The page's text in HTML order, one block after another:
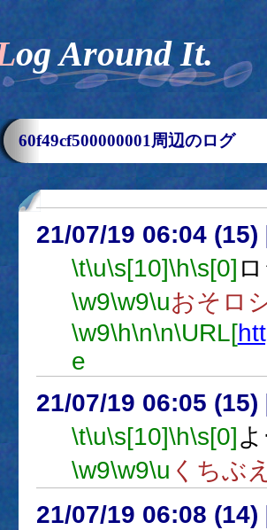
Log Around It.
60f49cf500000001周辺のログ
21/07/19 06:04 (15)
\t\u\s[10]\h\s[0]
\w9\w9\uおそロ
\w9\h\n\n\URL[
e
21/07/19 06:05 (15)
\t\u\s[10]\h\s[0]
\w9\w9\u くちぶ
21/07/19 06:08 (14)